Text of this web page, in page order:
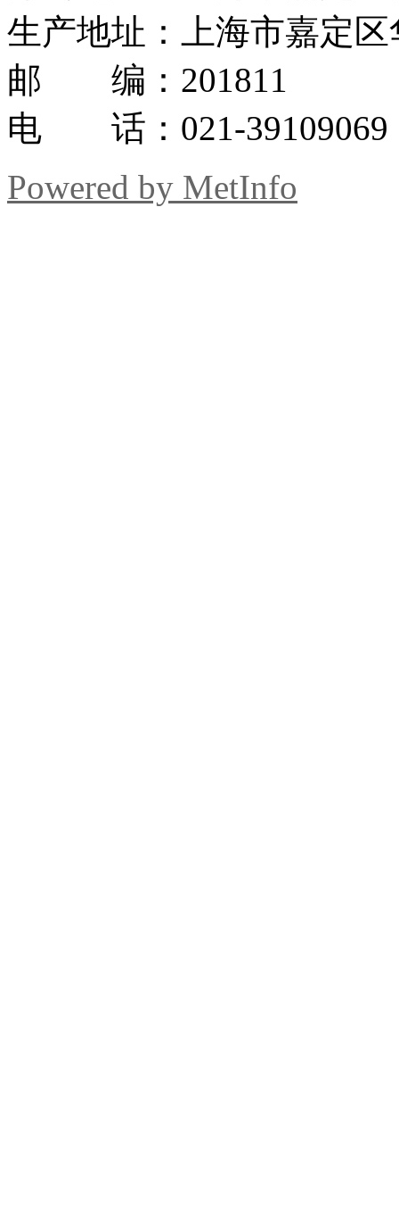
生产地址：上海市嘉定
邮 编：201811
电 话：021-39109069
Powered by MetInfo